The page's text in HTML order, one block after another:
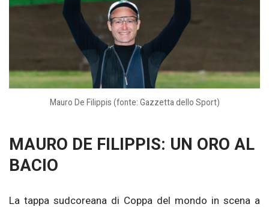
Mauro De Filippis (fonte: Gazzetta dello Sport)
MAURO DE FILIPPIS: UN ORO AL
BACIO
La tappa sudcoreana di Coppa del mondo in scena a